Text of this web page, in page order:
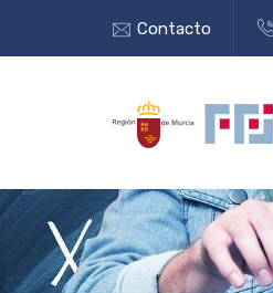
Contacto